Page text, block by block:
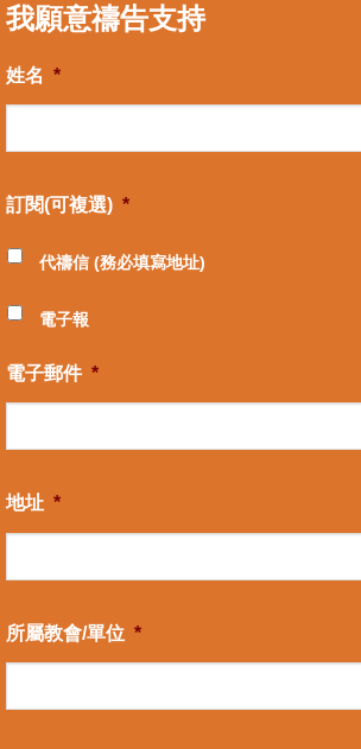
我願意禱告支持
姓名 *
訂閱(可複選) *
代禱信 (務必填寫地址)
電子報
電子郵件 *
地址 *
所屬教會/單位 *